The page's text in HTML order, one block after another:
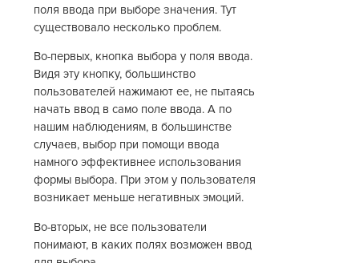
поля ввода при выборе значения. Тут
существовало несколько проблем.
Во-первых, кнопка выбора у поля ввода.
Видя эту кнопку, большинство
пользователей нажимают ее, не пытаясь
начать ввод в само поле ввода. А по
нашим наблюдениям, в большинстве
случаев, выбор при помощи ввода
намного эффективнее использования
формы выбора. При этом у пользователя
возникает меньше негативных эмоций.
Во-вторых, не все пользователи
понимают, в каких полях возможен ввод